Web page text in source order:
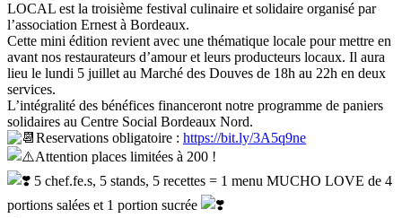
LOCAL est la troisième festival culinaire et solidaire organisé par
l’association Ernest à Bordeaux.
Cette mini édition revient avec une thématique locale pour mettre en
avant nos restaurateurs d’amour et leurs producteurs locaux. Il aura
lieu le lundi 5 juillet au Marché des Douves de 18h au 22h en deux
services.
L’intégralité des bénéfices financeront notre programme de paniers
solidaires au Centre Social Bordeaux Nord.
Reservations obligatoire : https://bit.ly/3A5q9ne
Attention places limitées à 200 !
5 chef.fe.s, 5 stands, 5 recettes = 1 menu MUCHO LOVE de 4
portions salées et 1 portion sucrée